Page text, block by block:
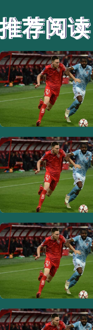
推荐阅读
荐阅读